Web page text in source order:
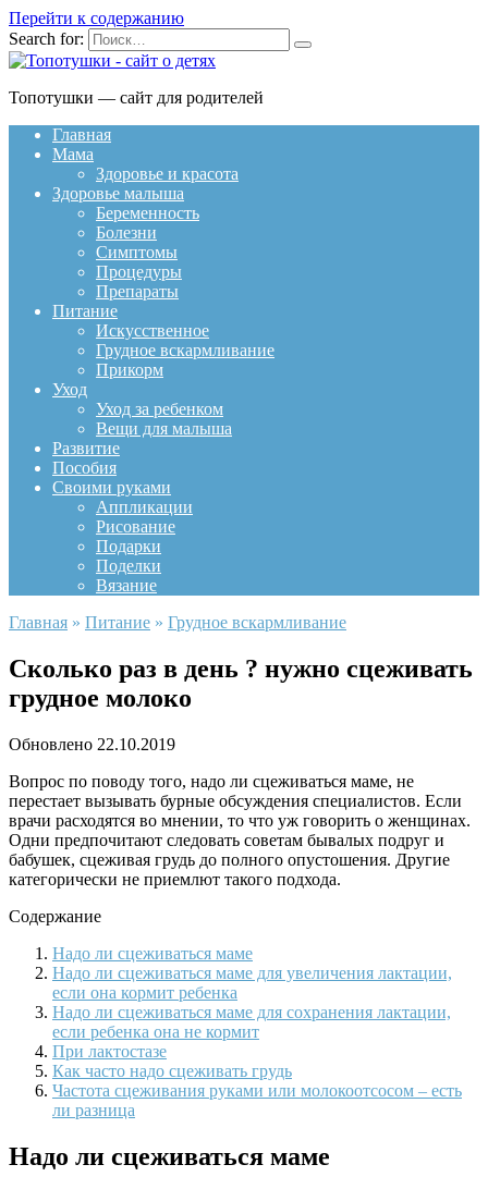
Перейти к содержанию
Search for:
Топотушки — сайт для родителей
Главная
Мама
Здоровье и красота
Здоровье малыша
Беременность
Болезни
Симптомы
Процедуры
Препараты
Питание
Искусственное
Грудное вскармливание
Прикорм
Уход
Уход за ребенком
Вещи для малыша
Развитие
Пособия
Своими руками
Аппликации
Рисование
Подарки
Поделки
Вязание
Главная » Питание » Грудное вскармливание
Сколько раз в день ? нужно сцеживать
грудное молоко
Обновлено 22.10.2019
Вопрос по поводу того, надо ли сцеживаться маме, не
перестает вызывать бурные обсуждения специалистов. Если
врачи расходятся во мнении, то что уж говорить о женщинах.
Одни предпочитают следовать советам бывалых подруг и
бабушек, сцеживая грудь до полного опустошения. Другие
категорически не приемлют такого подхода.
Содержание
Надо ли сцеживаться маме
Надо ли сцеживаться маме для увеличения лактации,
если она кормит ребенка
Надо ли сцеживаться маме для сохранения лактации,
если ребенка она не кормит
При лактостазе
Как часто надо сцеживать грудь
Частота сцеживания руками или молокоотсосом – есть
ли разница
Надо ли сцеживаться маме